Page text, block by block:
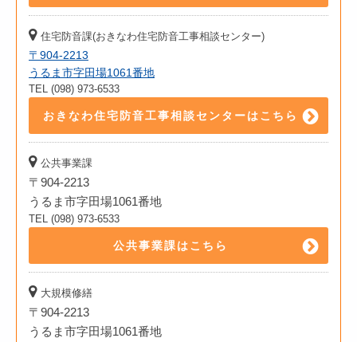
住宅防音課(おきなわ住宅防音工事相談センター)
〒904-2213
うるま市字田場1061番地
TEL (098) 973-6533
おきなわ住宅防音工事相談センターはこちら
公共事業課
〒904-2213
うるま市字田場1061番地
TEL (098) 973-6533
公共事業課はこちら
大規模修繕
〒904-2213
うるま市字田場1061番地